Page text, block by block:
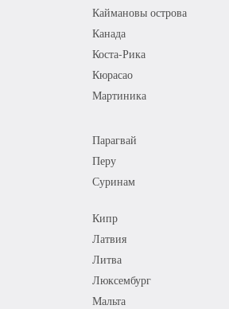
Каймановы острова
Канада
Коста-Рика
Кюрасао
Мартиника
Парагвай
Перу
Суринам
Кипр
Латвия
Литва
Люксембург
Мальта